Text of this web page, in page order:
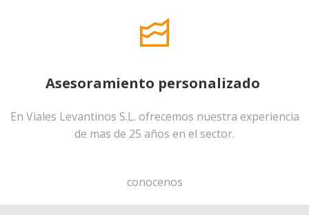
Asesoramiento personalizado
En Viales Levantinos S.L. ofrecemos nuestra experiencia
de mas de 25 años en el sector.
conocenos